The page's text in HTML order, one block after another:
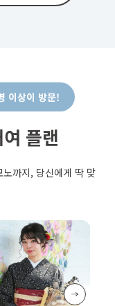
이상이 방문!
플랜
까지, 당신에게 딱 맞